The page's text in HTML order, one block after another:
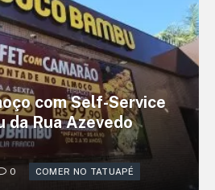
com Self-Service
da Rua Azevedo
0 COMER NO TATUAPÉ